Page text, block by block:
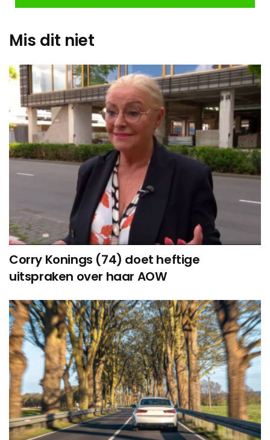
Mis dit niet
Corry Konings (74) doet heftige
uitspraken over haar AOW